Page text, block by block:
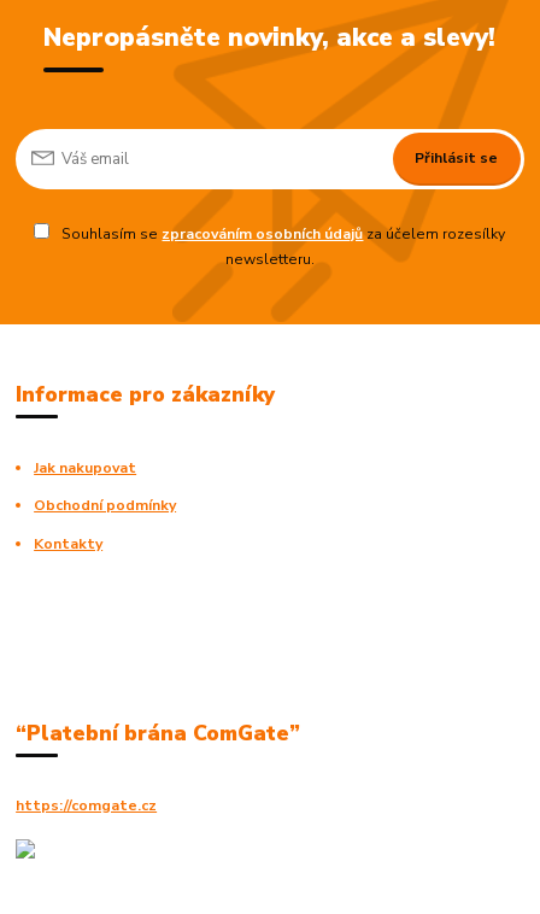
Nepropásněte novinky, akce a slevy!
Přihlásit se
Souhlasím se zpracováním osobních údajůza účelem rozesílky
newsletteru.
Informace pro zákazníky
Jak nakupovat
Obchodní podmínky
Kontakty
“Platební brána ComGate”
https://comgate.cz